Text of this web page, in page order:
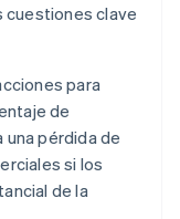
cuestiones clave
para
de
pérdida de
si los
de la